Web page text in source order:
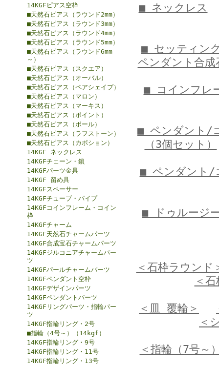
14KGFピアス空枠
■天然石ピアス（ラウンド2mm）
■天然石ピアス（ラウンド3mm）
■天然石ピアス（ラウンド4mm）
■天然石ピアス（ラウンド5mm）
■天然石ピアス（ラウンド6mm
～）
■天然石ピアス（スクエア）
■天然石ピアス（オーバル）
■天然石ピアス（ペアシェイプ）
■天然石ピアス（マロン）
■天然石ピアス（マーキス）
■天然石ピアス（ポイント）
■天然石ピアス（ボール）
■天然石ピアス（ラフストーン）
■天然石ピアス（カボション）
14KGF ネックレス
14KGFチェーン・鎖
14KGFパーツ金具
14KGF 留め具
14KGFスペーサー
14KGFチューブ・パイプ
14KGFコインフレーム・コイン
枠
14KGFチャーム
14KGF天然石チャームパーツ
14KGF合成宝石チャームパーツ
14KGFジルコニアチャームパー
ツ
14KGFパールチャームパーツ
14KGFペンダント空枠
14KGFデザインパーツ
14KGFペンダントパーツ
14KGFリングパーツ・指輪パー
ツ
14KGF指輪リング・2号
■指輪（4号～）（14kgf）
14KGF指輪リング・9号
14KGF指輪リング・11号
14KGF指輪リング・13号
■ ネックレス
■ セッティン
ペンダント合成
■ コインフレ
■ ペンダント/
（3個セット）
■ ペンダント/
■ ドゥルージ
＜石枠ラウンド
＜
＜皿 覆輪＞
＜
＜指輪（7号～